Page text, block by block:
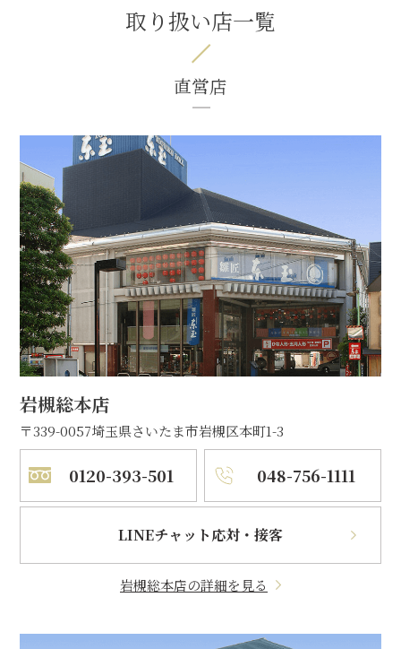
取り扱い店一覧
直営店
岩槻総本店
〒339-0057埼玉県さいたま市岩槻区本町1-3
0120-393-501 048-756-1111
LINEチャット応対・接客
岩槻総本店の詳細を見る